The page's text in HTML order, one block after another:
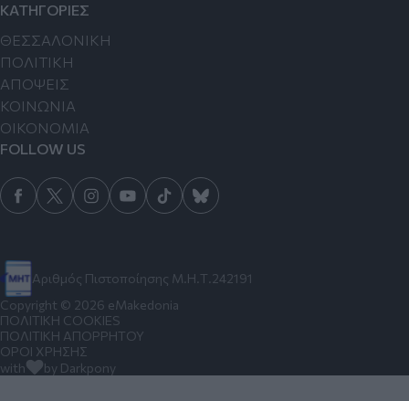
Αριθμός Πιστοποίησης Μ.Η.Τ.242191
ΚΑΤΗΓΟΡΙΕΣ
ΘΕΣΣΑΛΟΝΙΚΗ
ΠΟΛΙΤΙΚΗ
ΑΠΟΨΕΙΣ
ΚΟΙΝΩΝΙΑ
ΟΙΚΟΝΟΜΙΑ
FOLLOW US
Copyright © 2026 eMakedonia
ΠΟΛΙΤΙΚΗ COOKIES
ΠΟΛΙΤΙΚΗ ΑΠΟΡΡΗΤΟΥ
ΟΡΟΙ ΧΡΗΣΗΣ
with
by Darkpony